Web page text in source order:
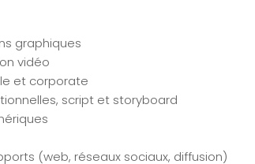
graphiques
vidéo
et corporate
script et storyboard
(web, réseaux sociaux, diffusion)